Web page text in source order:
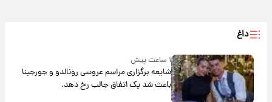
داغ
۱ ساعت پیش
شایعه برگزاری مراسم عروسی رونالدو و جورجینا
باعث شد یک اتفاق جالب رخ دهد.